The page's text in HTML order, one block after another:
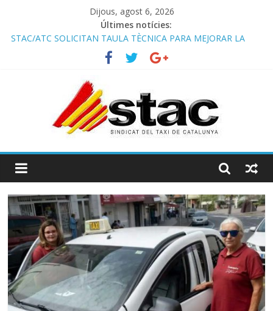
Dijous, agost 6, 2026
Últimes notícies:
Programa de Radio TAXI LIBRE 29.07.2026 en COOLTURA FM.
STAC/ATC SOLICITAN TAULA TÈCNICA PARA MEJORAR LA
OPERATIVA DE ENTRADA EN EL PUERTO DE BARCELONA.
Programa de Radio TAXI LIBRE 22.07.2026 en COOLTURA FM.
COMUNICADO CONJUNTO STAC – ATC
Comunicado STAC/ ATC de la reunión con los Mossos d